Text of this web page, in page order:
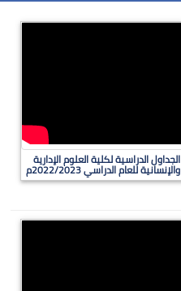
الجداول الدراسية لكلية العلوم الإدارية
والإنسانية للعام الدراسي 2022/2023م